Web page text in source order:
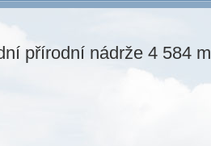
přírodní nádrže 4 584